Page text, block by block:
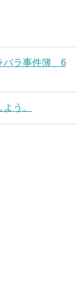
バラ事件簿 6
う。